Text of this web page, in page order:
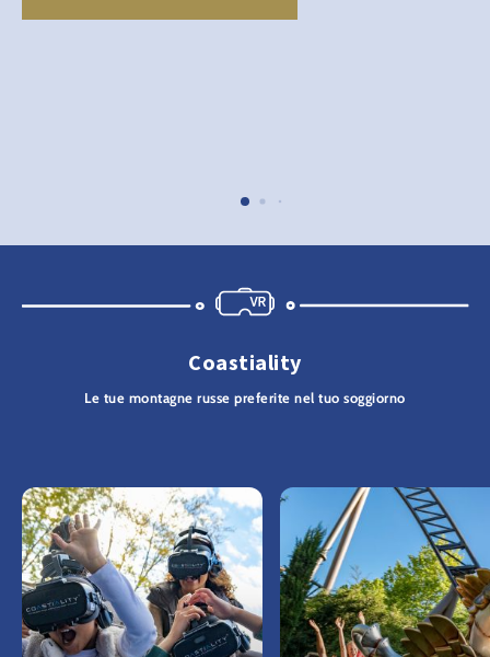
Coastiality
Le tue montagne russe preferite nel tuo soggiorno